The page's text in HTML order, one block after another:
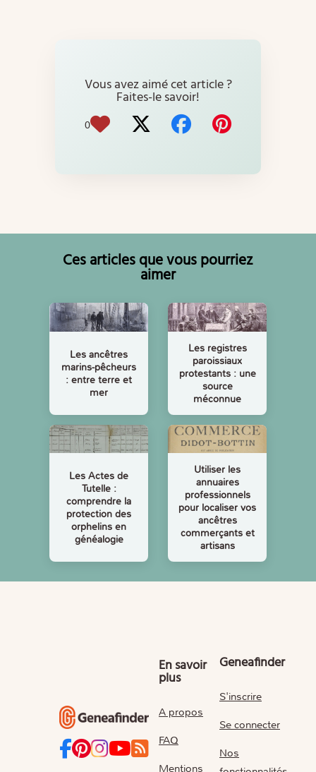
Vous avez aimé cet article ?
Faites-le savoir!
0
Ces articles que vous pourriez
aimer
Les ancêtres
marins-pêcheurs
: entre terre et
mer
Les registres
paroissiaux
protestants : une
source
méconnue
Les Actes de
Tutelle :
comprendre la
protection des
orphelins en
généalogie
Utiliser les
annuaires
professionnels
pour localiser vos
ancêtres
commerçants et
artisans
En savoir
plus
A propos
FAQ
Mentions
Geneafinder
S'inscrire
Se connecter
Nos